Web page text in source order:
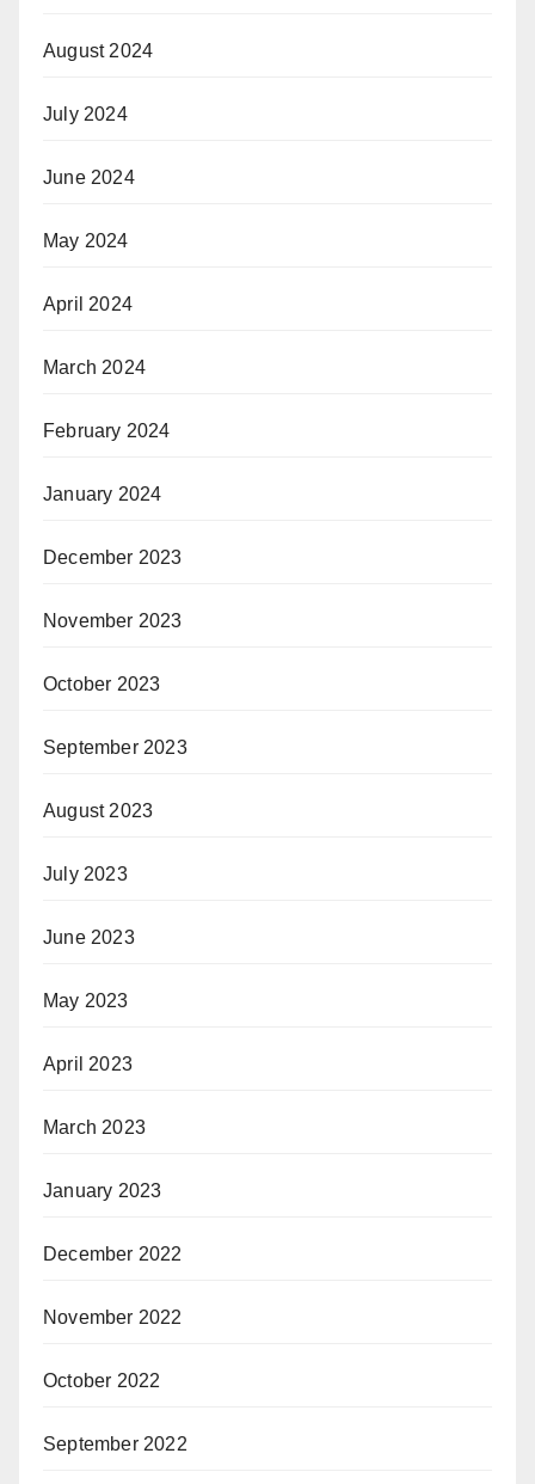
August 2024
July 2024
June 2024
May 2024
April 2024
March 2024
February 2024
January 2024
December 2023
November 2023
October 2023
September 2023
August 2023
July 2023
June 2023
May 2023
April 2023
March 2023
January 2023
December 2022
November 2022
October 2022
September 2022